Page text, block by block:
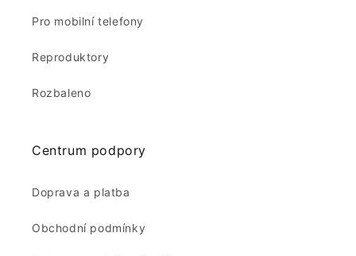
Pro mobilní telefony
Reproduktory
Rozbaleno
Centrum podpory
Doprava a platba
Obchodní podmínky